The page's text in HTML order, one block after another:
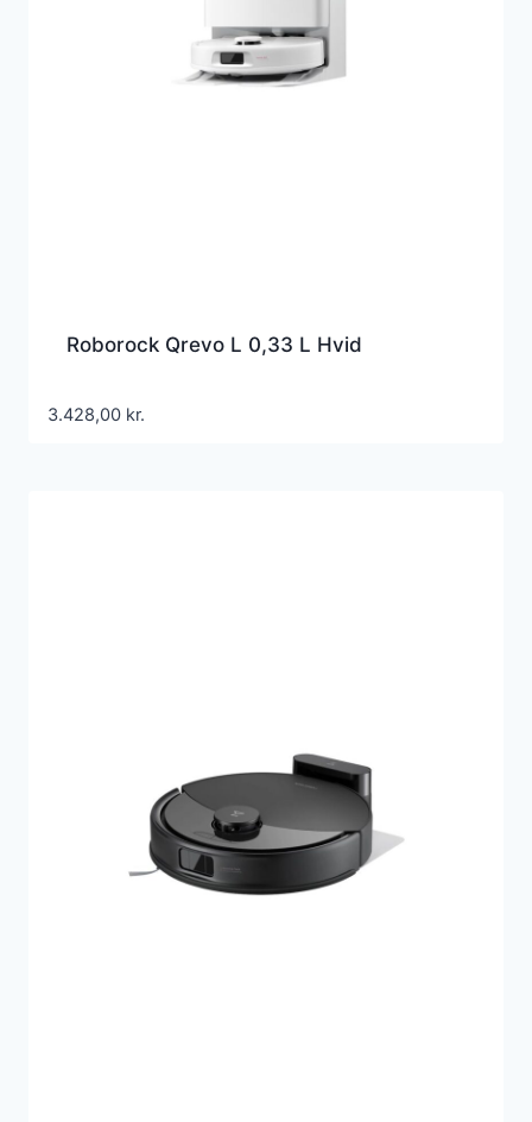
Roborock Qrevo L 0,33 L Hvid
3.428,00 kr.